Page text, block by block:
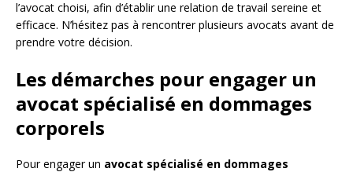
l’avocat choisi, afin d’établir une relation de travail sereine et
efficace. N’hésitez pas à rencontrer plusieurs avocats avant de
prendre votre décision.
Les démarches pour engager un
avocat spécialisé en dommages
corporels
Pour engager un avocat spécialisé en dommages